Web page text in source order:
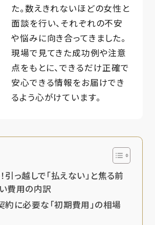
た。数えきれないほどの女性と
面談を行い、それぞれの不安
や悩みに向き合ってきました。
現場で見てきた成功例や注意
点をもとに、できるだけ正確で
安心できる情報をお届けでき
るよう心がけています。
引っ越しで「払えない」と焦る前
費用の内訳
約に必要な「初期費用」の相場